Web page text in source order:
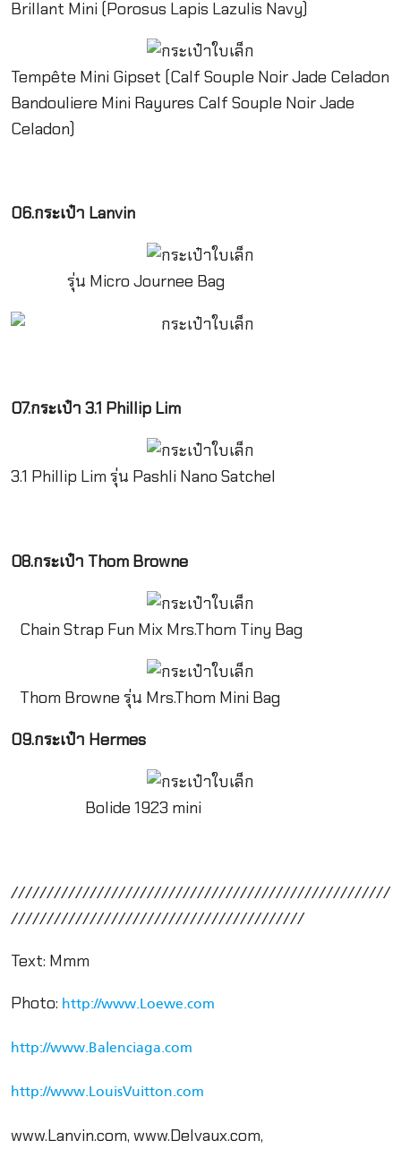
Brillant Mini (Porosus Lapis Lazulis Navy)
Tempête Mini Gipset (Calf Souple Noir Jade Celadon
Bandouliere Mini Rayures Calf Souple Noir Jade
Celadon)
06.กระเป๋า Lanvin
รุ่น Micro Journee Bag
07.กระเป๋า 3.1 Phillip Lim
3.1 Phillip Lim รุ่น Pashli Nano Satchel
08.กระเป๋า Thom Browne
Chain Strap Fun Mix Mrs.Thom Tiny Bag
Thom Browne รุ่น Mrs.Thom Mini Bag
09.กระเป๋า Hermes
Bolide 1923 mini
/////////////////////////////////////////////////////
/////////////////////////////////////////
Text: Mmm
Photo: http://www.Loewe.com
http://www.Balenciaga.com
http://www.LouisVuitton.com
www.Lanvin.com, www.Delvaux.com,